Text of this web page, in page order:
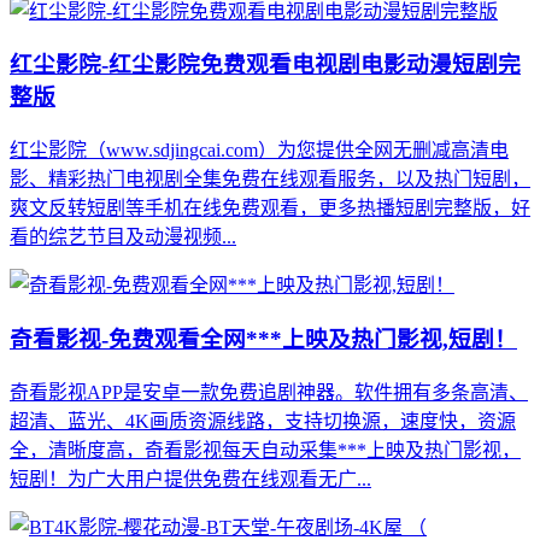
红尘影院-红尘影院免费观看电视剧电影动漫短剧完
整版
红尘影院（www.sdjingcai.com）为您提供全网无删减高清电
影、精彩热门电视剧全集免费在线观看服务，以及热门短剧，
爽文反转短剧等手机在线免费观看，更多热播短剧完整版，好
看的综艺节目及动漫视频...
奇看影视-免费观看全网***上映及热门影视,短剧！
奇看影视APP是安卓一款免费追剧神器。软件拥有多条高清、
超清、蓝光、4K画质资源线路，支持切换源，速度快，资源
全，清晰度高，奇看影视每天自动采集***上映及热门影视，
短剧！为广大用户提供免费在线观看无广...